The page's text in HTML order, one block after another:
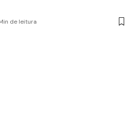
de leitura